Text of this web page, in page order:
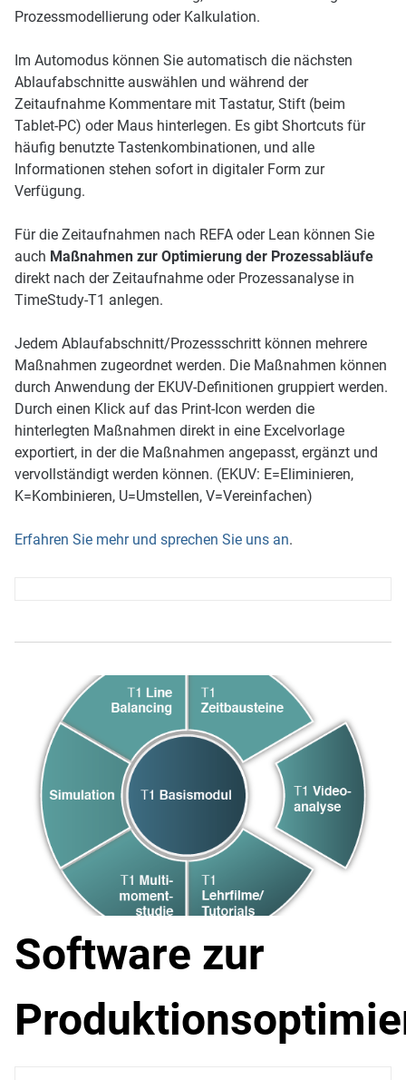
Prozessmodellierung oder Kalkulation.
Im Automodus können Sie automatisch die nächsten
Ablaufabschnitte auswählen und während der
Zeitaufnahme Kommentare mit Tastatur, Stift (beim
Tablet-PC) oder Maus hinterlegen. Es gibt Shortcuts für
häufig benutzte Tastenkombina­tionen, und alle
Informationen stehen sofort in digitaler Form zur
Verfügung.
Für die Zeitaufnahmen nach REFA oder Lean können Sie
auch Maßnahmen zur Optimierung der Prozessabläufe
direkt nach der Zeitaufnahme oder Prozessanalyse in
TimeStudy-T1 anlegen.
Jedem Ablaufabschnitt/Prozessschritt können mehrere
Maßnahmen zugeordnet werden. Die Maßnahmen können
durch Anwendung der EKUV-Definitionen gruppiert werden.
Durch einen Klick auf das Print-Icon werden die
hinterlegten Maßnahmen direkt in eine Excelvorlage
exportiert, in der die Maßnahmen angepasst, ergänzt und
vervollständigt werden können. (EKUV: E=Eliminieren,
K=Kombinieren, U=Umstellen, V=Vereinfachen)
Erfahren Sie mehr und sprechen Sie uns an.
Software zur